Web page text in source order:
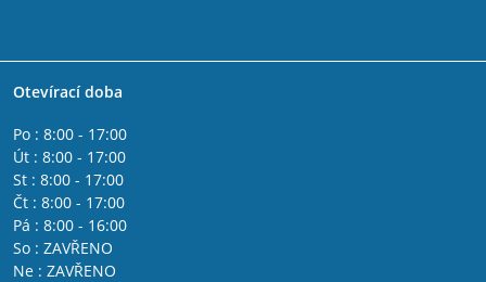
Otevírací doba
Po : 8:00 - 17:00
Út : 8:00 - 17:00
St : 8:00 - 17:00
Čt : 8:00 - 17:00
Pá : 8:00 - 16:00
So : ZAVŘENO
Ne : ZAVŘENO